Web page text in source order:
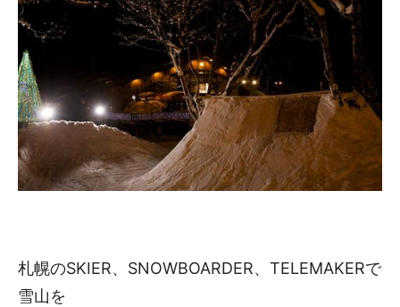
札幌のSKIER、SNOWBOARDER、TELEMAKERで
雪山を